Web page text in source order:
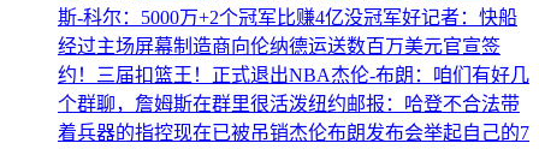
斯-科尔：5000万+2个冠军比赚4亿没冠军好记者：快船
经过主场屏幕制造商向伦纳德运送数百万美元官宣签
约！三届扣篮王！正式退出NBA杰伦-布朗：咱们有好几
个群聊，詹姆斯在群里很活泼纽约邮报：哈登不合法带
着兵器的指控现在已被吊销杰伦布朗发布会举起自己的7